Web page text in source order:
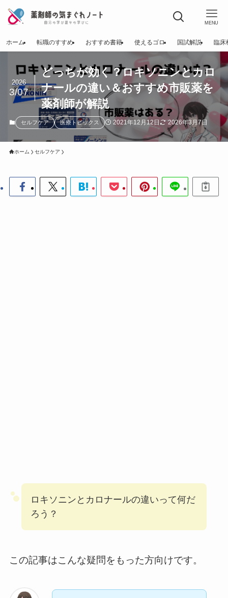
MENU
ホーム 転職のすすめ おすすめ書籍 使えるゴロ 国試解説 臨床
どっちが効く？ロキソニンとカロ
ナールの違い＆おすすめ市販薬を
薬剤師が解説
2026
3/07
セルフケア 医療トピックス 2021年12月12日 2026年3月7日
ホーム セルフケア
ロキソニンとカロナールの違いって何だ
ろう？
この記事はこんな疑問をもった方向けです。